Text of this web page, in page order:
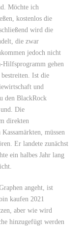
Möchte ich
kostenlos die
wird die
die zwar
jedoch nicht
Hilfsprogramm gehen
Ist die
und
den BlackRock
Die
direkten
müssen
Er landete zunächst
ein halbes Jahr lang
angeht, ist
kaufen 2021
aber wie wird
hinzugefügt werden